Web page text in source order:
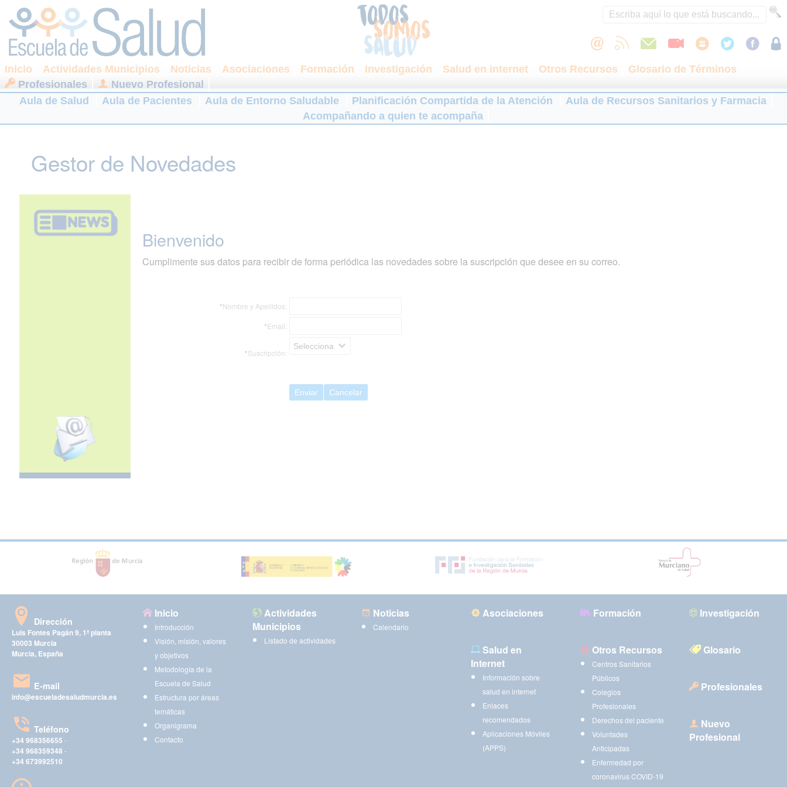
Inicio Actividades Municipios Noticias Asociaciones Formación Investigación Salud en internet Otros Recursos
Glosario de Términos
Profesionales
Nuevo Profesional
Aula de Salud
Aula de Pacientes Aula de Entorno Saludable Planificación Compartida de la Atención
Aula de Recursos Sanitarios y Farmacia
Acompañando a quien te acompaña
Gestor de Novedades
Bienvenido
Cumplimente sus datos para recibir de forma periódica las novedades sobre la suscripción que desee en su correo.
*Nombre y Apellidos:
*Email:
*Suscripción:
Selecciona
Enviar Cancelar
Dirección
Luis Fontes Pagán 9, 1ª planta
30003 Murcia
Murcia, España
E-mail
info@escueladesaludmurcia.es
Teléfono
+34 968356655 -
+34 968359348 -
+34 673992510
Inicio
Introducción
Visión, misión, valores
y objetivos
Metodología de la
Escuela de Salud
Estructura por áreas
temáticas
Organigrama
Contacto
Actividades
Municipios
Listado de actividades
Noticias
Calendario
Asociaciones Formación Investigación
Salud en
Internet
Información sobre
salud en internet
Enlaces
recomendados
Aplicaciones Móviles
(APPS)
Otros Recursos
Centros Sanitarios
Públicos
Colegios
Profesionales
Derechos del paciente
Voluntades
Anticipadas
Enfermedad por
coronavirus COVID-19
Glosario
Profesionales
Nuevo
Profesional